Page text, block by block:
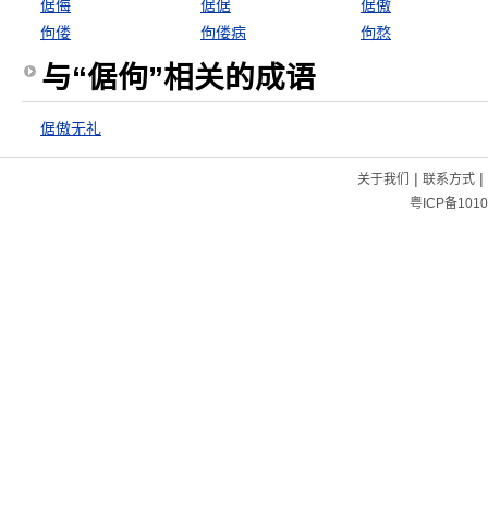
倨侮 倨倨
倨傲
佝偻
佝偻病 佝愗
与“倨佝”相关的成语
倨傲无礼
关于我们 | 联系方式|
粤ICP备